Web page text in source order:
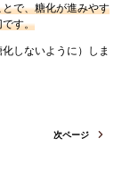
で、糖化が進みやす
す。
しないように）しま
次ページ